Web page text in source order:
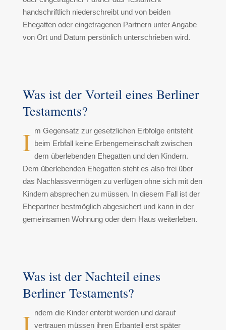
handschriftlich niederschreibt und von beiden
Ehegatten oder eingetragenen Partnern unter Angabe
von Ort und Datum persönlich unterschrieben wird.
Was ist der Vorteil eines Berliner
Testaments?
I m Gegensatz zur gesetzlichen Erbfolge entsteht
beim Erbfall keine Erbengemeinschaft zwischen
dem überlebenden Ehegatten und den Kindern.
Dem überlebenden Ehegatten steht es also frei über
das Nachlassvermögen zu verfügen ohne sich mit den
Kindern absprechen zu müssen. In diesem Fall ist der
Ehepartner bestmöglich abgesichert und kann in der
gemeinsamen Wohnung oder dem Haus weiterleben.
Was ist der Nachteil eines
Berliner Testaments?
I ndem die Kinder enterbt werden und darauf
vertrauen müssen ihren Erbanteil erst später